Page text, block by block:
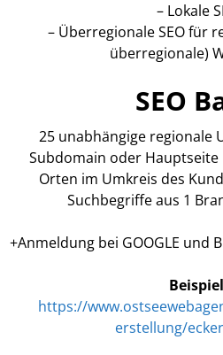
– Lokale
– Überregionale SEO für
überregionale)
SEO
25 unabhängige regionale
Subdomain oder
Orten im Umkreis des
Suchbegriffe aus 1
+Anmeldung bei GOOGLE und
https://
erstellung/